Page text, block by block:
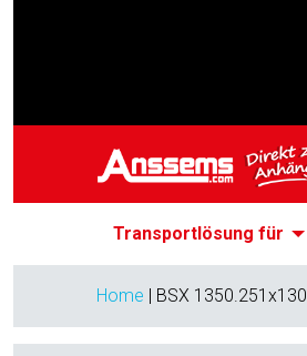
Transportlösung für
Home | BSX 1350.251x130